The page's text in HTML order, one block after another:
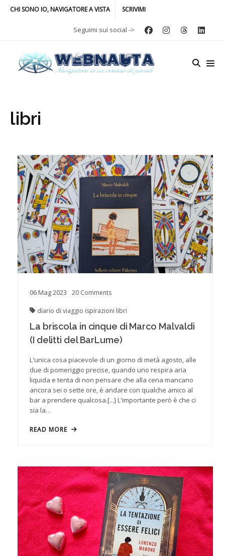
CHI SONO IO, NAVIGATORE A VISTA SCRIVIMI
Seguimi sui social ->
libri
06Mag2023 20 Comments
diario di viaggio ispirazioni libri
La briscola in cinque di Marco Malvaldi
(I delitti del BarLume)
L'unica cosa piacevole di un giorno di metà agosto, alle
due di pomeriggio precise, quando uno respira aria
liquida e tenta di non pensare che alla cena mancano
ancora sei o sette ore, è andare con qualche amico al
bar a prendere qualcosa.[...] L'importante però è che ci
sia la…
READ MORE